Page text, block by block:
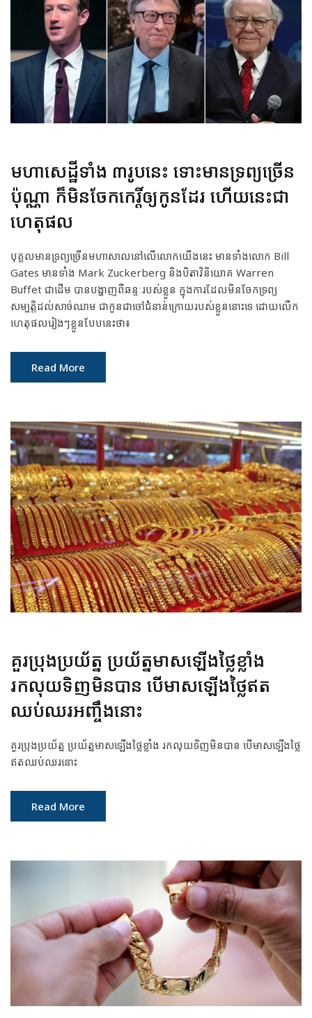
មហាសេដ្ឋីទាំង ៣រូបនេះ ទោះមានទ្រព្យច្រើន
ប៉ុណ្ណា ក៏មិនចែកកេរ្តិ៍ឲ្យកូនដែរ ហើយនេះជា
ហេតុផល
បុគ្គលមានទ្រព្យច្រើនមហាសាលនៅលើលោកយើងនេះ មានទាំងលោក Bill
Gates មានទាំង Mark Zuckerberg និងបិតាវិនិយោគ Warren
Buffet ជាដើម បានបង្ហាញពីឆន្ទៈរបស់ខ្លួន ក្នុងការដែលមិនចែកទ្រព្យ
សម្បត្តិដល់សាច់ឈាម ជាកូនជាចៅជំនាន់ក្រោយរបស់ខ្លួននោះទេ ដោយលើក
ហេតុផលរៀងៗខ្លួនបែបនេះថា៖
Read More
គួរប្រុងប្រយ័ត្ន ប្រយ័ត្នមាសឡើងថ្លៃខ្លាំង
រកលុយទិញមិនបាន បើមាសឡើងថ្លៃឥត
ឈប់ឈរអញ្ចឹងនោះ
គួរប្រុងប្រយ័ត្ន ប្រយ័ត្នមាសឡើងថ្លៃខ្លាំង រកលុយទិញមិនបាន បើមាសឡើងថ្លៃ
ឥតឈប់ឈរនោះ
Read More